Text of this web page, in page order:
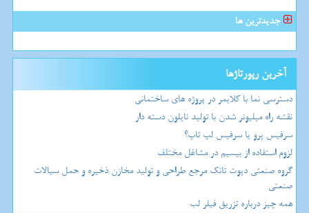
جدیدترین ها
آخرین رپورتاژها
دسترسی نما با کلایمر در پروژه های ساختمانی
نقشه راه میلیونر شدن با تولید نایلون دسته دار
سرفیس پرو یا سرفیس لپ تاپ؟
لزوم استفاده از بیسیم در مشاغل مختلف
گروه صنعتی دپوت تانک مرجع طراحی و تولید مخازن ذخیره و حمل سیالات
صنعتی
همه چیز درباره تزریق فیلر لب